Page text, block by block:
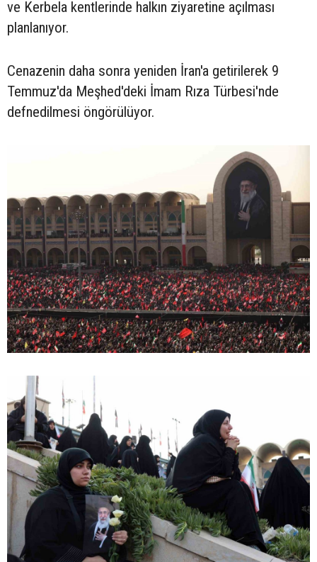
ve Kerbela kentlerinde halkın ziyaretine açılması
planlanıyor.
Cenazenin daha sonra yeniden İran'a getirilerek 9
Temmuz'da Meşhed'deki İmam Rıza Türbesi'nde
defnedilmesi öngörülüyor.